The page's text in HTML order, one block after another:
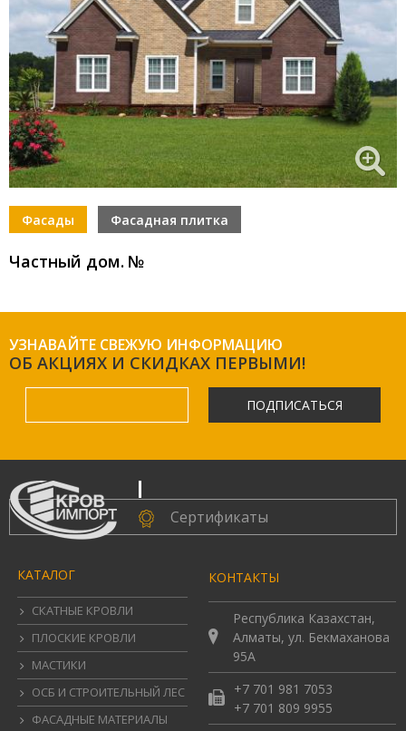
Фасады Фасадная плитка
Частный дом. №
УЗНАВАЙТЕ СВЕЖУЮ ИНФОРМАЦИЮ
ОБ АКЦИЯХ И СКИДКАХ ПЕРВЫМИ!
ПОДПИСАТЬСЯ
Сертификаты
КАТАЛОГ
СКАТНЫЕ КРОВЛИ
ПЛОСКИЕ КРОВЛИ
МАСТИКИ
ОСБ И СТРОИТЕЛЬНЫЙ ЛЕС
ФАСАДНЫЕ МАТЕРИАЛЫ
КОНТАКТЫ
Республика Казахстан,
Алматы, ул. Бекмаханова
95А
+7 701 981 7053
+7 701 809 9955